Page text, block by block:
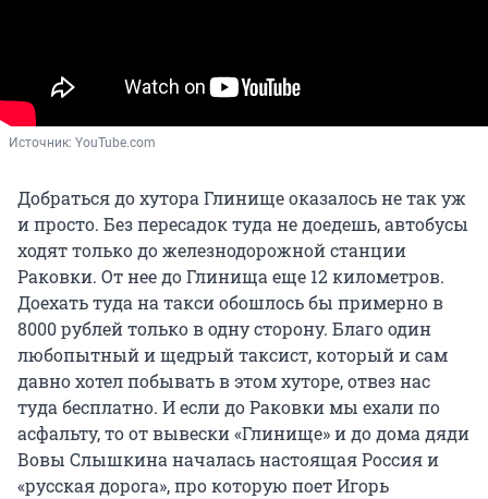
Источник: YouTube.com
Добраться до хутора Глинище оказалось не так уж
и просто. Без пересадок туда не доедешь, автобусы
ходят только до железнодорожной станции
Раковки. От нее до Глинища еще 12 километров.
Доехать туда на такси обошлось бы примерно в
8000 рублей только в одну сторону. Благо один
любопытный и щедрый таксист, который и сам
давно хотел побывать в этом хуторе, отвез нас
туда бесплатно. И если до Раковки мы ехали по
асфальту, то от вывески «Глинище» и до дома дяди
Вовы Слышкина началась настоящая Россия и
«русская дорога», про которую поет Игорь